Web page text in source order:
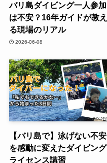
バリ島ダイビング一人参加
は不安？16年ガイドが教え
る現場のリアル
2026-06-08
【バリ島で】泳げない不安
を感動に変えたダイビング
ライセンス講習